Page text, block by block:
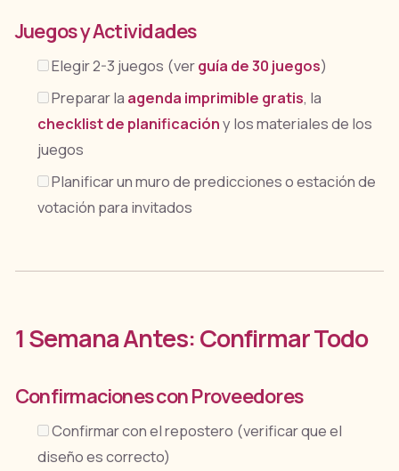
Juegos y Actividades
Elegir 2-3 juegos (verguía de 30 juegos)
Preparar la agenda imprimible gratis, la
checklist de planificacióny los materiales de los
juegos
Planificar un muro de predicciones o estación de
votación para invitados
1 Semana Antes: Confirmar Todo
Confirmaciones con Proveedores
Confirmar con el repostero (verificar que el
diseño es correcto)